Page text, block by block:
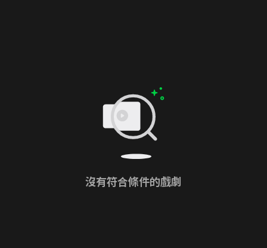
沒有符合條件的戲劇